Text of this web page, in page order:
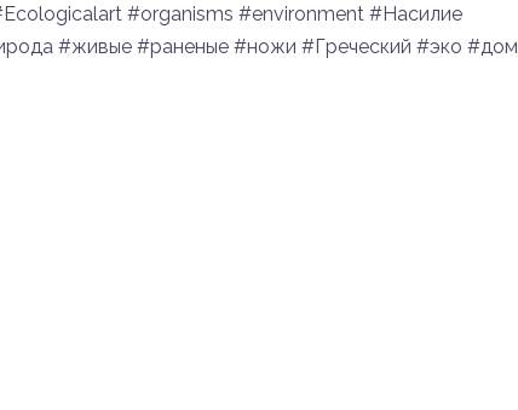
#organisms #environment #Насилие
#живые #раненые #ножи #Греческий #эко #дом